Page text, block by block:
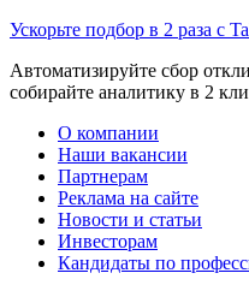
Ускорьте подбор в 2 раза с
Автоматизируйте сбор
собирайте аналитику в 2
О компании
Наши вакансии
Партнерам
Реклама на сайте
Новости и статьи
Инвесторам
Кандидаты по